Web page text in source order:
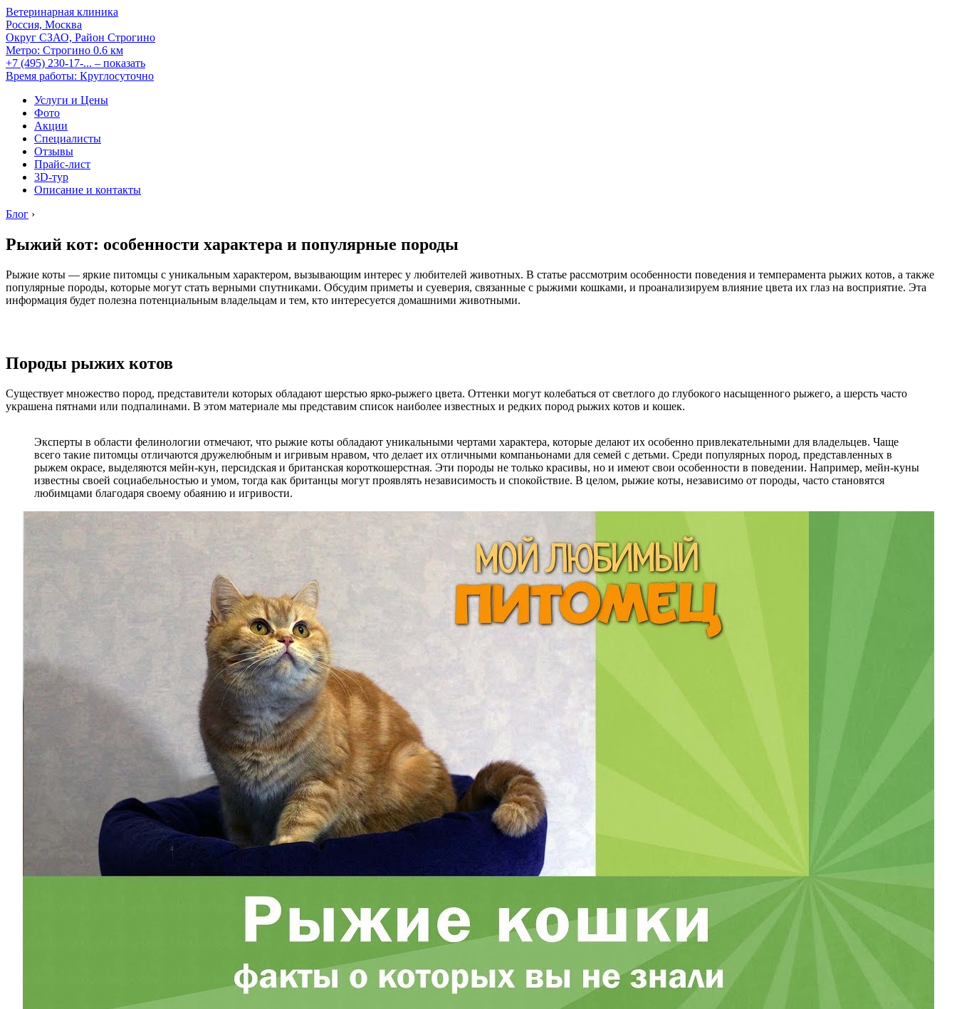
Ветеринарная клиника
Россия, Москва
Округ СЗАО, Район Строгино
Метро: Строгино 0.6 км
+7 (495) 230-17-... – показать
Время работы: Круглосуточно
Услуги и Цены
Фото
Акции
Специалисты
Отзывы
Прайс-лист
3D-тур
Описание и контакты
Блог ›
Рыжий кот: особенности характера и популярные породы
Рыжие коты — яркие питомцы с уникальным характером, вызывающим интерес у любителей животных. В статье рассмотрим особенности поведения и темперамента рыжих котов, а также
популярные породы, которые могут стать верными спутниками. Обсудим приметы и суеверия, связанные с рыжими кошками, и проанализируем влияние цвета их глаз на восприятие. Эта
информация будет полезна потенциальным владельцам и тем, кто интересуется домашними животными.
Породы рыжих котов
Существует множество пород, представители которых обладают шерстью ярко-рыжего цвета. Оттенки могут колебаться от светлого до глубокого насыщенного рыжего, а шерсть часто
украшена пятнами или подпалинами. В этом материале мы представим список наиболее известных и редких пород рыжих котов и кошек.
Эксперты в области фелинологии отмечают, что рыжие коты обладают уникальными чертами характера, которые делают их особенно привлекательными для владельцев. Чаще
всего такие питомцы отличаются дружелюбным и игривым нравом, что делает их отличными компаньонами для семей с детьми. Среди популярных пород, представленных в
рыжем окрасе, выделяются мейн-кун, персидская и британская короткошерстная. Эти породы не только красивы, но и имеют свои особенности в поведении. Например, мейн-куны
известны своей социабельностью и умом, тогда как британцы могут проявлять независимость и спокойствие. В целом, рыжие коты, независимо от породы, часто становятся
любимцами благодаря своему обаянию и игривости.